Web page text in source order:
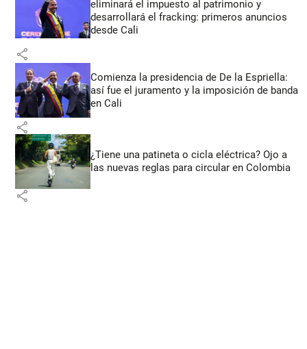
eliminará el impuesto al patrimonio y
desarrollará el fracking: primeros anuncios
desde Cali
share
Comienza la presidencia de De la Espriella:
así fue el juramento y la imposición de banda
en Cali
share
¿Tiene una patineta o cicla eléctrica? Ojo a
las nuevas reglas para circular en Colombia
share